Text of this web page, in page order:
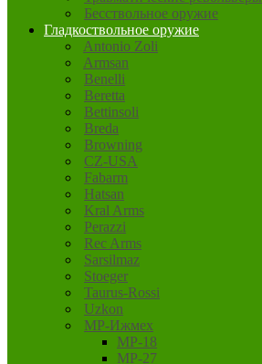
Бесствольное оружие
Гладкоствольное оружие
Antonio Zoli
Armsan
Benelli
Beretta
Bettinsoli
Breda
Browning
CZ-USA
Fabarm
Hatsan
Kral Arms
Perazzi
Rec Arms
Sarsilmaz
Stoeger
Taurus-Rossi
Uzkon
MP-Ижмех
MP-18
MP-27